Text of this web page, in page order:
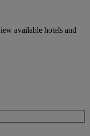
available hotels and